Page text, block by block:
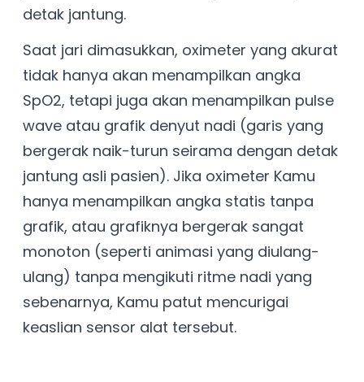
detak jantung.
Saat jari dimasukkan, oximeter yang akurat
tidak hanya akan menampilkan angka
SpO2, tetapi juga akan menampilkan pulse
wave atau grafik denyut nadi (garis yang
bergerak naik-turun seirama dengan detak
jantung asli pasien). Jika oximeter Kamu
hanya menampilkan angka statis tanpa
grafik, atau grafiknya bergerak sangat
monoton (seperti animasi yang diulang-
ulang) tanpa mengikuti ritme nadi yang
sebenarnya, Kamu patut mencurigai
keaslian sensor alat tersebut.